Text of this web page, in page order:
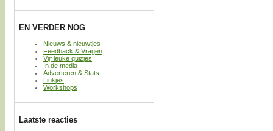
EN VERDER NOG
Nieuws & nieuwtjes
Feedback & Vragen
Vijf leuke quizjes
In de media
Adverteren & Stats
Linkjes
Workshops
Laatste reacties